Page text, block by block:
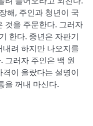
해, 주인과 청년이 국
것을 주문한다. 그러자
한다. 중년은 자판기
려 하지만 나오지를
그러자 주인은 백 원
이 올랐다는 설명이
을 꺼내 마신다.